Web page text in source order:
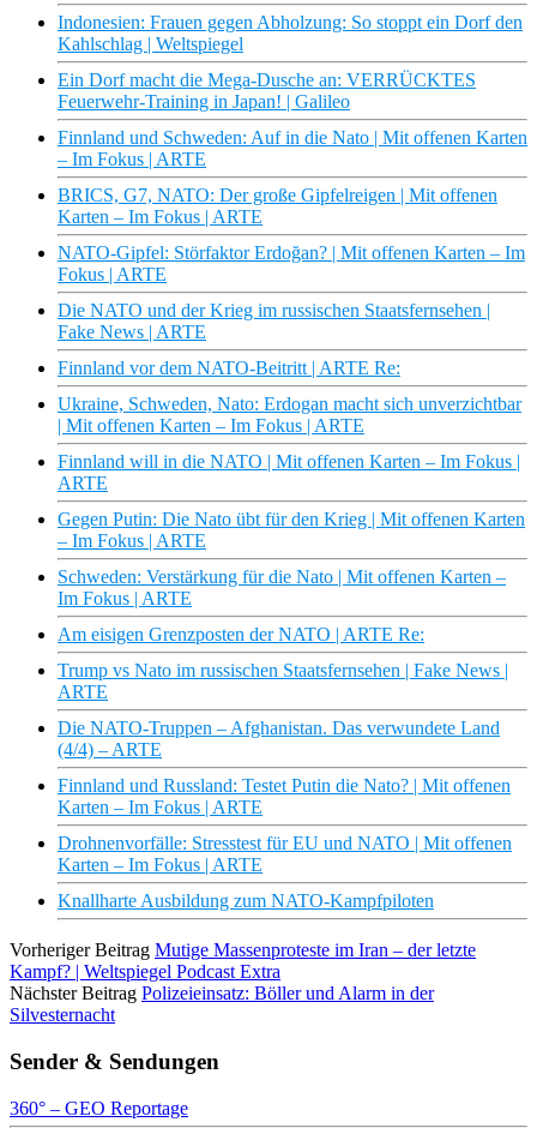
Indonesien: Frauen gegen Abholzung: So stoppt ein Dorf den
Kahlschlag | Weltspiegel
Ein Dorf macht die Mega-Dusche an: VERRÜCKTES
Feuerwehr-Training in Japan! | Galileo
Finnland und Schweden: Auf in die Nato | Mit offenen Karten
– Im Fokus | ARTE
BRICS, G7, NATO: Der große Gipfelreigen | Mit offenen
Karten – Im Fokus | ARTE
NATO-Gipfel: Störfaktor Erdoğan? | Mit offenen Karten – Im
Fokus | ARTE
Die NATO und der Krieg im russischen Staatsfernsehen |
Fake News | ARTE
Finnland vor dem NATO-Beitritt | ARTE Re:
Ukraine, Schweden, Nato: Erdogan macht sich unverzichtbar
| Mit offenen Karten – Im Fokus | ARTE
Finnland will in die NATO | Mit offenen Karten – Im Fokus |
ARTE
Gegen Putin: Die Nato übt für den Krieg | Mit offenen Karten
– Im Fokus | ARTE
Schweden: Verstärkung für die Nato | Mit offenen Karten –
Im Fokus | ARTE
Am eisigen Grenzposten der NATO | ARTE Re:
Trump vs Nato im russischen Staatsfernsehen | Fake News |
ARTE
Die NATO-Truppen – Afghanistan. Das verwundete Land
(4/4) – ARTE
Finnland und Russland: Testet Putin die Nato? | Mit offenen
Karten – Im Fokus | ARTE
Drohnenvorfälle: Stresstest für EU und NATO | Mit offenen
Karten – Im Fokus | ARTE
Knallharte Ausbildung zum NATO-Kampfpiloten
Vorheriger Beitrag Mutige Massenproteste im Iran – der letzte
Kampf? | Weltspiegel Podcast Extra
Nächster Beitrag Polizeieinsatz: Böller und Alarm in der
Silvesternacht
Sender & Sendungen
360° – GEO Reportage